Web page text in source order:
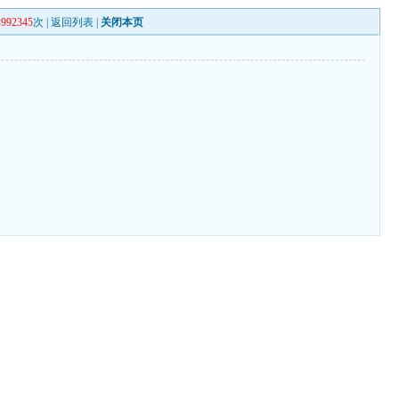
992345次 |返回列表 关闭本页